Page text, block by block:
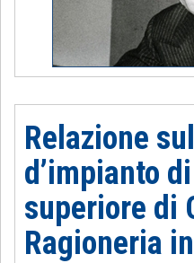
Relazione
d’impianto
superiore di
Ragioneria